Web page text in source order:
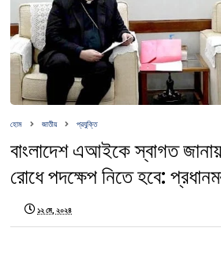
হোম জাতীয় প্রযুক্তি
বাংলাদেশ এআইকে স্বাগত
রোধে পদক্ষেপ নিতে হবে:
১২ মে, ২০২৪